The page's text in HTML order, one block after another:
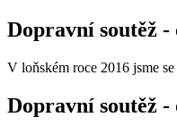
Dopravní soutěž
V loňském roce 2016 jsme
Dopravní soutěž -